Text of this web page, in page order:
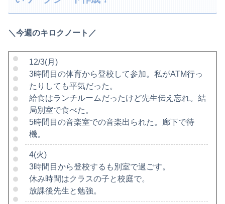
＼今週のキロクノート／
12/3(月)
3時間目の体育から登校して参加。私がATM行っ
たりしても平気だった。
給食はランチルームだったけど先生伝え忘れ。結
局別室で食べた。
5時間目の音楽室での音楽出られた。廊下で待
機。
4(火)
3時間目から登校するも別室で過ごす。
休み時間はクラスの子と校庭で。
放課後先生と勉強。